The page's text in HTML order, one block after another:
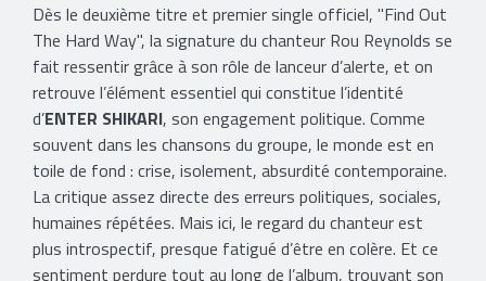
Dès le deuxième titre et premier single officiel, "Find Out
The Hard Way", la signature du chanteur Rou Reynolds se
fait ressentir grâce à son rôle de lanceur d’alerte, et on
retrouve l’élément essentiel qui constitue l’identité
d’ENTER SHIKARI, son engagement politique. Comme
souvent dans les chansons du groupe, le monde est en
toile de fond : crise, isolement, absurdité contemporaine.
La critique assez directe des erreurs politiques, sociales,
humaines répétées. Mais ici, le regard du chanteur est
plus introspectif, presque fatigué d’être en colère. Et ce
sentiment perdure tout au long de l’album, trouvant son